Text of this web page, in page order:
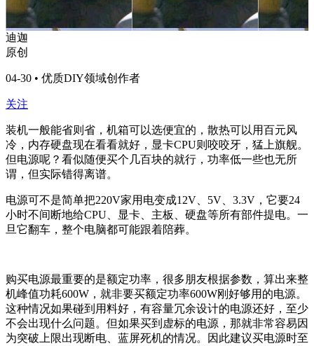
迪迦
原创
04-30 • 优质DIY领域创作者
关注
装机一般能省则省，机箱可以选便宜的，散热可以用百元风
冷，内存硬盘现在看看就好，显卡CPU则咬咬牙，猛上旗舰。
但电源呢？看似随便买个几百块的就行，功率低一些也无所
谓，但实际错得离谱。
电源可不是简单把220V家用电变成12V、5V、3.3V，它要24
小时不间断地给CPU、显卡、主板、硬盘等所有部件提电。一
旦它翻车，整个电脑都可能跟着陪葬。
购买电源最重要的是额定功率，很多朋友根据参数，算出来整
机峰值功耗600W，就非要买额定功率600W刚好够用的电源。
这种情况如果碰到用料好，有容量冗余设计的电源还好，至少
不会出现什么问题。但如果买到虚标的电源，那就非常容易因
为突破上限出现断电、蓝屏死机的情况。因此建议买电源时至